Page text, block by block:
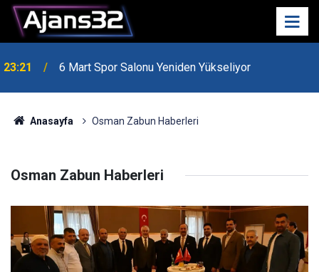
23:06
Önünü Kesiyor"
Anasayfa Osman Zabun Haberleri
Osman Zabun Haberleri